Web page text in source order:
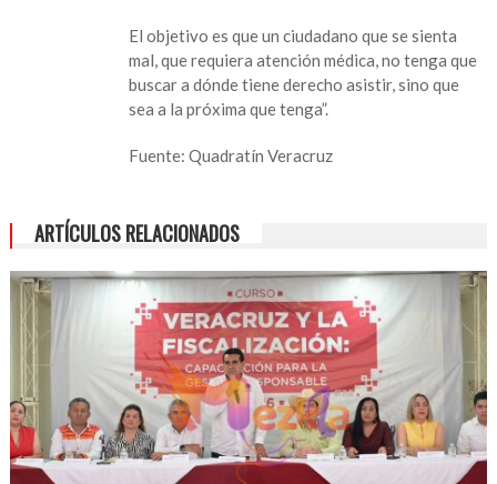
El objetivo es que un ciudadano que se sienta
mal, que requiera atención médica, no tenga que
buscar a dónde tiene derecho asistir, sino que
sea a la próxima que tenga”.
Fuente: Quadratín Veracruz
ARTÍCULOS RELACIONADOS